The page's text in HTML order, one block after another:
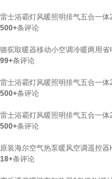
雷士浴霸灯风暖照明排气五合一
500+条评论
骆驼取暖器移动小空调冷暖两用
99+条评论
雷士浴霸灯风暖照明排气五合一
500+条评论
雷士浴霸灯风暖照明排气五合一
500+条评论
原装海尔空气热泵暖风空调遥控
18+条评论